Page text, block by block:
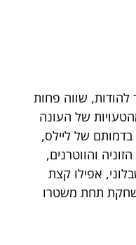
להודות, שווה פחות
של העונה
של ליילס,
והווטרנים,
אפילו קצת
תחת משטרו